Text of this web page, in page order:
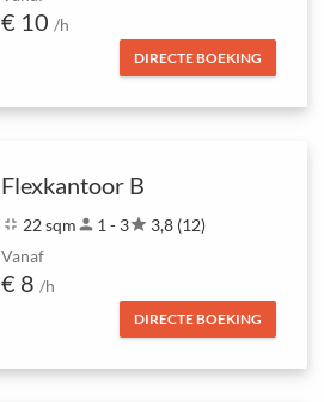
€ 10 /h
DIRECTE BOEKING
Flexkantoor B
fullscreen_exit 22 sqmperson 1 - 3star 3,8 (12)
Vanaf
€ 8 /h
DIRECTE BOEKING